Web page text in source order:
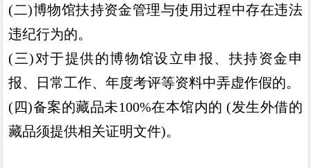
(二)博物馆扶持资金管理与使用过程中存在违法
违纪行为的。
(三)对于提供的博物馆设立申报 、 扶持资金申
报、 日常工作、年度考评等资料中弄虚作假的。
( 四)备案的藏品未100%在本馆内的(发生外借的
藏品须提供相关证明文件)。